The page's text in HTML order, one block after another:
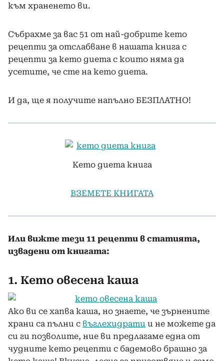
към храненето ви.
Събрахме за вас 51 от най-добрите кето
рецепти за отслабване в нашата книга с
рецепти за кето диета с които няма да
усетите, че сте на кето диета.
И да, ще я получите напълно БЕЗПЛАТНО!
Кето диета книга
ВЗЕМЕТЕ КНИГАТА
Или вижте тези 11 рецепти в статията,
извадени от книгата:
1. Кето овесена каша
Ако ви се хапва каша, но знаете, че зърнените
храни са пълни с въглехидрати и не можете да
си ги позволите, ние ви предлагаме една от
чудните кето рецепти с бадемово брашно за